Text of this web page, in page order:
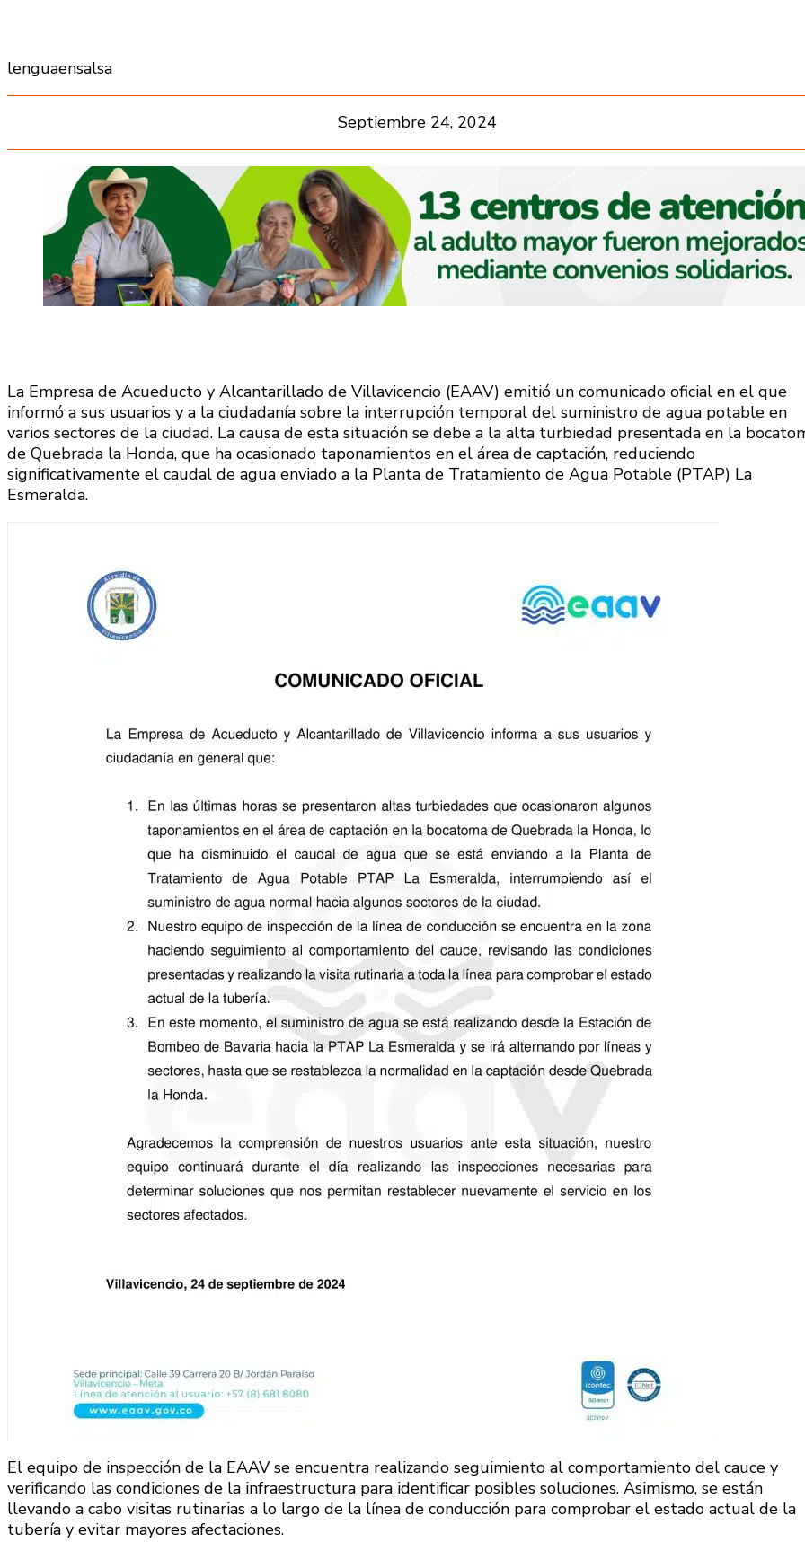
lenguaensalsa
Septiembre 24, 2024
La Empresa de Acueducto y Alcantarillado de Villavicencio (EAAV) emitió un comunicado oficial en el que
informó a sus usuarios y a la ciudadanía sobre la interrupción temporal del suministro de agua potable en
varios sectores de la ciudad. La causa de esta situación se debe a la alta turbiedad presentada en la
de Quebrada la Honda, que ha ocasionado taponamientos en el área de captación, reduciendo
significativamente el caudal de agua enviado a la Planta de Tratamiento de Agua Potable (PTAP) La
Esmeralda​.
El equipo de inspección de la EAAV se encuentra realizando seguimiento al comportamiento del cauce y
verificando las condiciones de la infraestructura para identificar posibles soluciones. Asimismo, se están
llevando a cabo visitas rutinarias a lo largo de la línea de conducción para comprobar el estado actual de la
tubería y evitar mayores afectaciones​.